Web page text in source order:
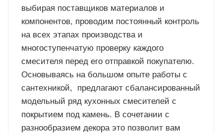
выбирая поставщиков материалов и
компонентов, проводим постоянный контроль
на всех этапах производства и
многоступенчатую проверку каждого
смесителя перед его отправкой покупателю.
Основываясь на большом опыте работы с
сантехникой, предлагают сбалансированный
модельный ряд кухонных смесителей с
покрытием под камень. В сочетании с
разнообразием декора это позволит вам